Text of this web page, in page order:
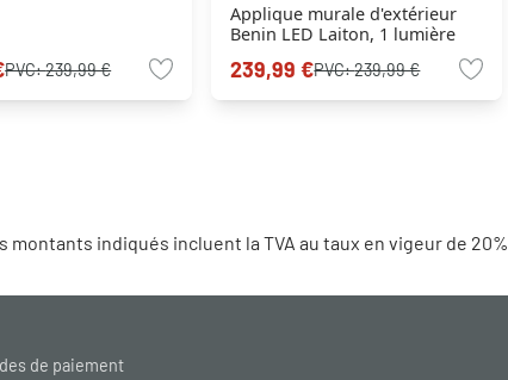
PVC:239,99 €
Applique murale d'extérieur
Benin LED Laiton, 1 lumière
239,99 €PVC:239,99 €
montants indiqués incluent la TVA au taux en vigeur de 20%.
de paiement